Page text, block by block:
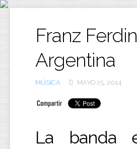
Ir
Franz
Argentina
MÚSICA MAYO 25, 2014
La banda